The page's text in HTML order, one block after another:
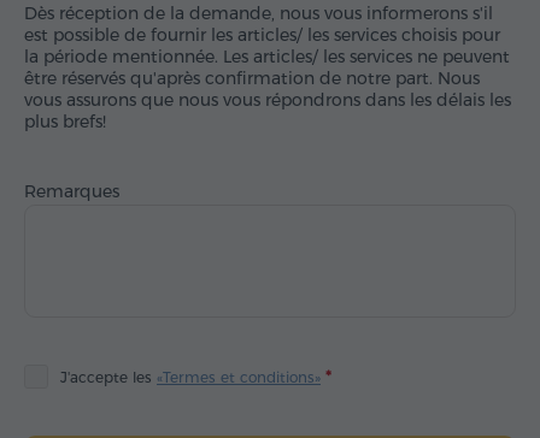
Dès réception de la demande, nous vous informerons s'il
est possible de fournir les articles/ les services choisis pour
la période mentionnée. Les articles/ les services ne peuvent
être réservés qu'après confirmation de notre part. Nous
vous assurons que nous vous répondrons dans les délais les
plus brefs!
Remarques
J'accepte les «Termes et conditions»